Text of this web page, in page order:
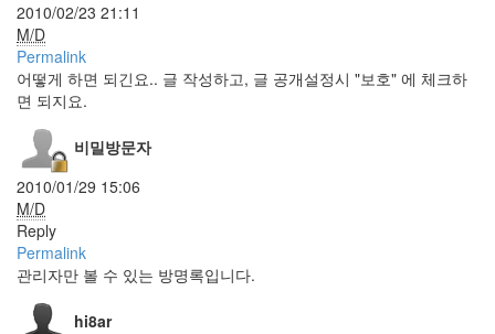
2010/02/23 21:11
M/D
Permalink
어떻게 하면 되긴요.. 글 작성하고, 글 공개설정시 "보호" 에 체크하
면 되지요.
비밀방문자
2010/01/29 15:06
M/D
Reply
Permalink
관리자만 볼 수 있는 방명록입니다.
hi8ar
을
말
이
없
음
Omarion
크
떡
볶
이
소
스